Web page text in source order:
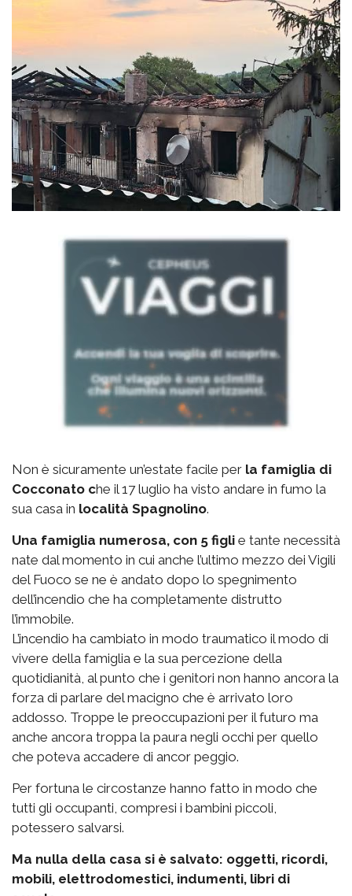
Non è sicuramente un’estate facile per la famiglia di
Cocconato che il 17 luglio ha visto andare in fumo la
sua casa in località Spagnolino.
Una famiglia numerosa, con 5 figli e tante necessità
nate dal momento in cui anche l’ultimo mezzo dei Vigili
del Fuoco se ne è andato dopo lo spegnimento
dell’incendio che ha completamente distrutto
l’immobile.
L’incendio ha cambiato in modo traumatico il modo di
vivere della famiglia e la sua percezione della
quotidianità, al punto che i genitori non hanno ancora la
forza di parlare del macigno che è arrivato loro
addosso. Troppe le preoccupazioni per il futuro ma
anche ancora troppa la paura negli occhi per quello
che poteva accadere di ancor peggio.
Per fortuna le circostanze hanno fatto in modo che
tutti gli occupanti, compresi i bambini piccoli,
potessero salvarsi.
Ma nulla della casa si è salvato: oggetti, ricordi,
mobili, elettrodomestici, indumenti, libri di